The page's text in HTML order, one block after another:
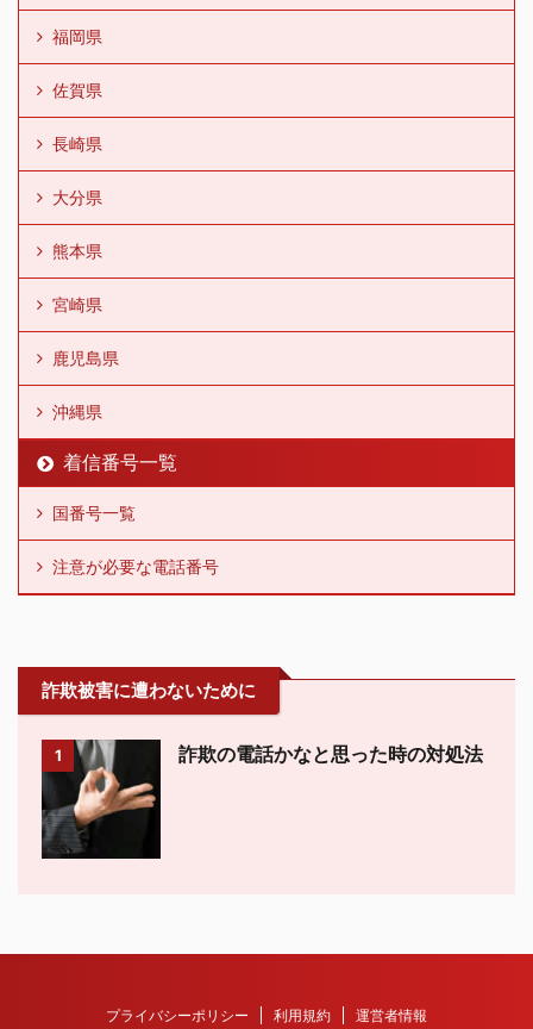
福岡県
佐賀県
長崎県
大分県
熊本県
宮崎県
鹿児島県
沖縄県
着信番号一覧
国番号一覧
注意が必要な電話番号
詐欺被害に遭わないために
1 詐欺の電話かなと思った時の対処法
プライバシーポリシー 利用規約 運営者情報